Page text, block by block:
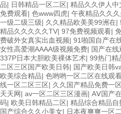
品| 日韩精品一区二区| 精品久久伊人中
免费观看| 色www四虎| 午夜精品久久
一级二级三级| 久久精品欧美美99洲在|
精品久久久久久TV| 97免费视频观看|
费破外女真实出血视频| 91啪国自产在
女性高爱潮AAAA级视频免费| 国产在
337P日本大胆欧美裸体艺术| 99热门精
二区三区国产欧美日韩| 国产欧美日韩
欧美综合精品| 色哟哟一区二区在线观
线一区二区三区| 久久国产精品免费一区
天天网| av一区二区三区漫画| AⅤ国产
码| 欧美日韩精品二区| 精品综合精品自
国产综合久久小美女| 日本夜爽爽一区